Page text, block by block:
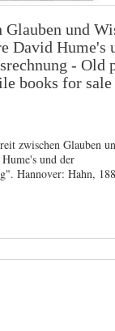
und
David Hume's
- Old
books for sale
zwischen Glauben
und der
Hannover: Hahn,